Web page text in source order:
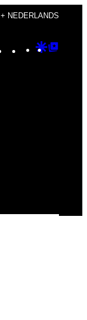
+ NEDERLANDS
Instagram
TikTok
YouTube
Google